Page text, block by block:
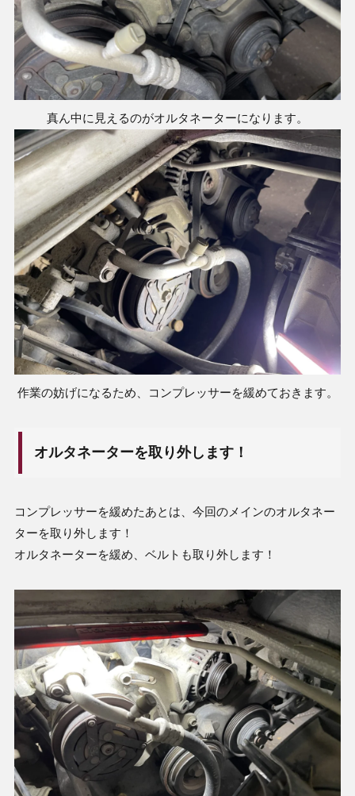
真ん中に見えるのがオルタネーターになります。
作業の妨げになるため、コンプレッサーを緩めておきます。
オルタネーターを取り外します！
コンプレッサーを緩めたあとは、今回のメインのオルタネー
ターを取り外します！
オルタネーターを緩め、ベルトも取り外します！